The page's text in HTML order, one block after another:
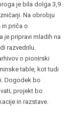
je bila dolga 3,9
Na obrobju
in priča o
je pripravi mladih na
razvedrilu.
o pionirski
table, kot tudi
Dogodek bo
projekt bo
in razstave.